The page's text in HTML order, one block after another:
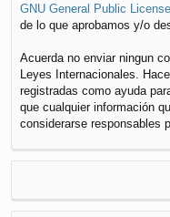
GNU General Public
de lo que aprobamos y/o
Acuerda no enviar ningun
Leyes Internacionales.
registradas como ayuda
que cualquier información
considerarse responsables